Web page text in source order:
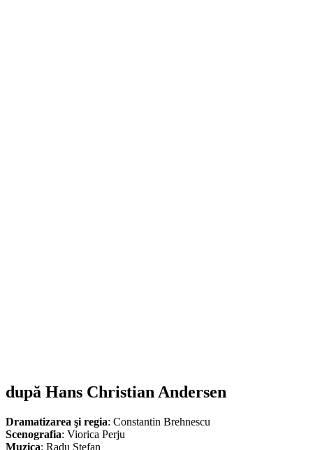
după Hans Christian Andersen
Dramatizarea şi regia: Constantin Brehnescu
Scenografia: Viorica Perju
Muzica: Radu Ştefan